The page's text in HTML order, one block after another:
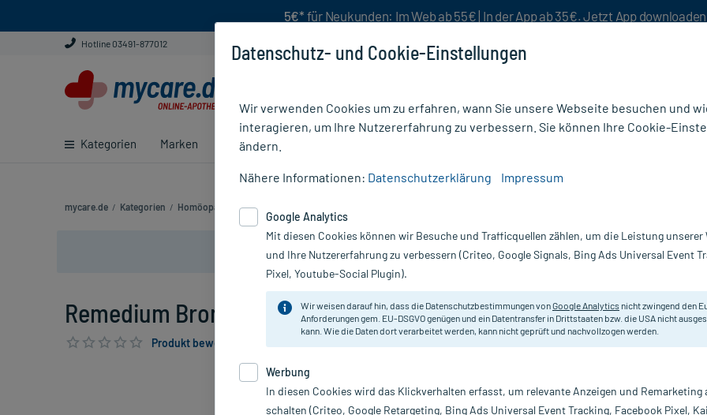
5€* für Neukunden: Im Web ab 55€ | In der App ab 35€. Jetzt App downloaden
Hotline 03491-877012
Kategorien Marken Ratgeber
mycare.de / Kategorien / Homöopathie / Komplexmittel
Nur für kurze Zeit:Gratis-Versand* ab 19€ Mindestbestellwert!
Remedium Bronchiale EKF, 50 ml
Produkt bewerten & PlusHerzen sichern
Homöopathisches Arzneimittel.
Darreichung:
Hersteller:
Datenschutz- und Cookie-Einstellungen
Wir verwenden Cookies um zu erfahren, wann Sie unsere Webseite besuchen und
interagieren, um Ihre Nutzererfahrung zu verbessern. Sie können Ihre Cookie-
ändern.
Nähere Informationen: Datenschutzerklärung Impressum
Google Analytics
Mit diesen Cookies können wir Besuche und Trafficquellen zählen, um die Leistung unserer
und Ihre Nutzererfahrung zu verbessern (Criteo, Google Signals, Bing Ads Universal Event
Pixel, Youtube-Social Plugin).
Wir weisen darauf hin, dass die Datenschutzbestimmungen vonGoogle Analytics nicht zwingend den
Anforderungen gem. EU-DSGVO genügen und ein Datentransfer in Drittstaaten bzw. die USA nicht
kann. Wie die Daten dort verarbeitet werden, kann nicht geprüft und nachvollzogen werden.
Werbung
In diesen Cookies wird das Klickverhalten erfasst, um relevante Anzeigen und Remarketing
schalten (Criteo, Google Retargeting, Bing Ads Universal Event Tracking, Facebook Pixel,